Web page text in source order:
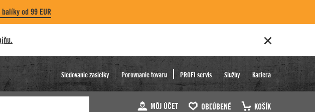
od 99 EUR
Sledovanie zásielky Porovnanie tovaru PROFI servis Služby Kariéra
MÔJ ÚČET OBĽÚBENÉ KOŠÍK